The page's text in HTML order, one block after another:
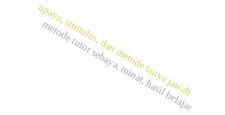
upaya, stimulus, dan metode tanya jawab
metode tutor sebaya, minat, hasil belajar